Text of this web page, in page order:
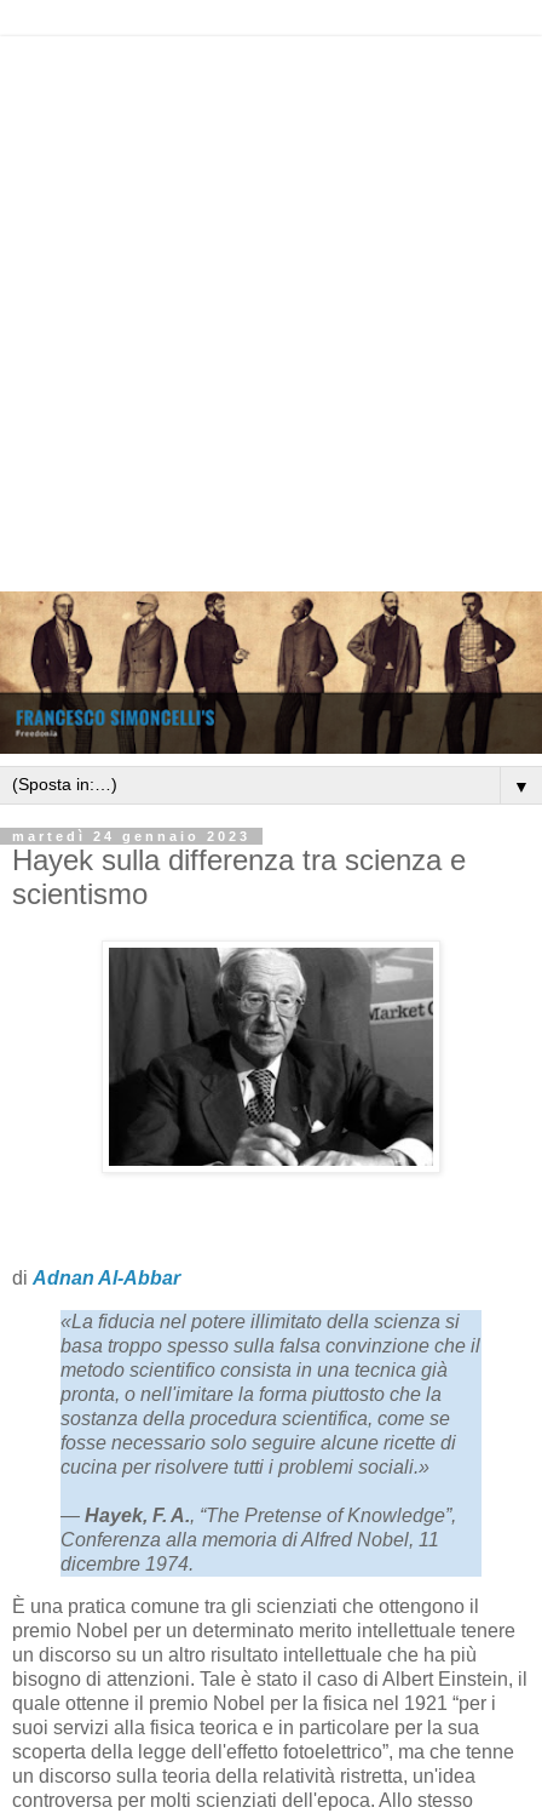
▼
martedì 24 gennaio 2023
Hayek sulla differenza tra scienza e
scientismo
di Adnan Al-Abbar
«La fiducia nel potere illimitato della scienza si
basa troppo spesso sulla falsa convinzione che il
metodo scientifico consista in una tecnica già
pronta, o nell'imitare la forma piuttosto che la
sostanza della procedura scientifica, come se
fosse necessario solo seguire alcune ricette di
cucina per risolvere tutti i problemi sociali.»
— Hayek, F. A., “The Pretense of Knowledge”,
Conferenza alla memoria di Alfred Nobel, 11
dicembre 1974.
È una pratica comune tra gli scienziati che ottengono il
premio Nobel per un determinato merito intellettuale tenere
un discorso su un altro risultato intellettuale che ha più
bisogno di attenzioni. Tale è stato il caso di Albert Einstein, il
quale ottenne il premio Nobel per la fisica nel 1921 “per i
suoi servizi alla fisica teorica e in particolare per la sua
scoperta della legge dell'effetto fotoelettrico”, ma che tenne
un discorso sulla teoria della relatività ristretta, un'idea
controversa per molti scienziati dell'epoca. Allo stesso